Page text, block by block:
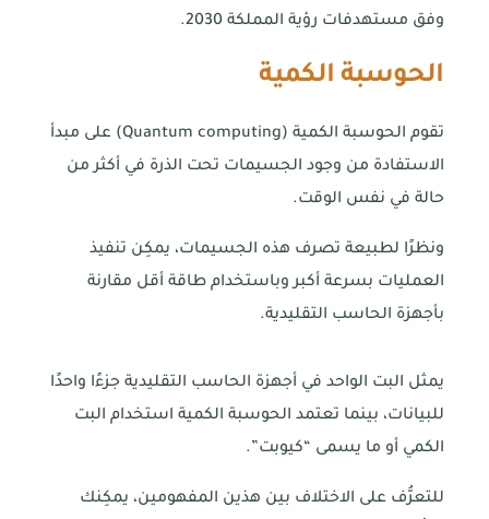
وفق مستهدفات رؤية المملكة 2030.
الحوسبة الكمية
تقوم الحوسبة الكمية (Quantum computing) على مبدأ
الاستفادة من وجود الجسيمات تحت الذرة في أكثر من
حالة في نفس الوقت.
ونظرًا لطبيعة تصرف هذه الجسيمات، يمكِن تنفيذ
العمليات بسرعة أكبر وباستخدام طاقة أقل مقارنة
بأجهزة الحاسب التقليدية.
يمثل البت الواحد في أجهزة الحاسب التقليدية جزءًا واحدًا
للبيانات، بينما تعتمد الحوسبة الكمية استخدام البت
الكمي أو ما يسمى “كيوبت”.
للتعرُّف على الاختلاف بين هذين المفهومين، يمكِنك
اتصل بنا